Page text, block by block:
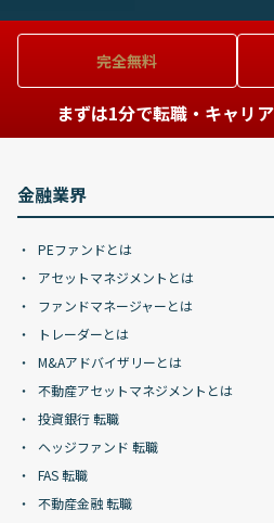
完全無料
まずは1分で転職・キャリ
金融業界
PEファンドとは
アセットマネジメントとは
ファンドマネージャーとは
トレーダーとは
M&Aアドバイザリーとは
不動産アセットマネジメントとは
投資銀行 転職
ヘッジファンド 転職
FAS 転職
不動産金融 転職